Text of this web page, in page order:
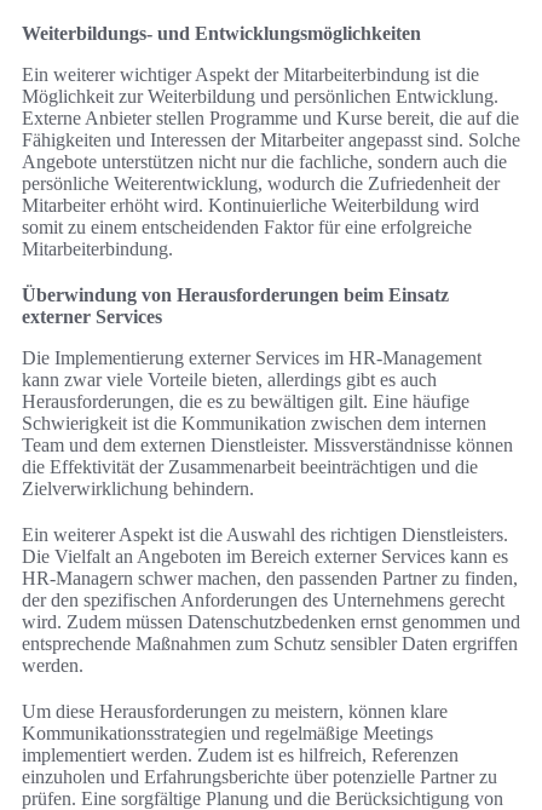
Weiterbildungs- und Entwicklungsmöglichkeiten
Ein weiterer wichtiger Aspekt der Mitarbeiterbindung ist die
Möglichkeit zur Weiterbildung und persönlichen Entwicklung.
Externe Anbieter stellen Programme und Kurse bereit, die auf die
Fähigkeiten und Interessen der Mitarbeiter angepasst sind. Solche
Angebote unterstützen nicht nur die fachliche, sondern auch die
persönliche Weiterentwicklung, wodurch die Zufriedenheit der
Mitarbeiter erhöht wird. Kontinuierliche Weiterbildung wird
somit zu einem entscheidenden Faktor für eine erfolgreiche
Mitarbeiterbindung.
Überwindung von Herausforderungen beim Einsatz
externer Services
Die Implementierung externer Services im HR-Management
kann zwar viele Vorteile bieten, allerdings gibt es auch
Herausforderungen, die es zu bewältigen gilt. Eine häufige
Schwierigkeit ist die Kommunikation zwischen dem internen
Team und dem externen Dienstleister. Missverständnisse können
die Effektivität der Zusammenarbeit beeinträchtigen und die
Zielverwirklichung behindern.
Ein weiterer Aspekt ist die Auswahl des richtigen Dienstleisters.
Die Vielfalt an Angeboten im Bereich externer Services kann es
HR-Managern schwer machen, den passenden Partner zu finden,
der den spezifischen Anforderungen des Unternehmens gerecht
wird. Zudem müssen Datenschutzbedenken ernst genommen und
entsprechende Maßnahmen zum Schutz sensibler Daten ergriffen
werden.
Um diese Herausforderungen zu meistern, können klare
Kommunikationsstrategien und regelmäßige Meetings
implementiert werden. Zudem ist es hilfreich, Referenzen
einzuholen und Erfahrungsberichte über potenzielle Partner zu
prüfen. Eine sorgfältige Planung und die Berücksichtigung von